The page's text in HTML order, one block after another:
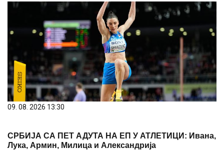
09. 08. 2026 13:30
СРБИЈА СА ПЕТ АДУТА НА ЕП У АТЛЕТИЦИ: Ивана,
Лука, Армин, Милица и Александрија